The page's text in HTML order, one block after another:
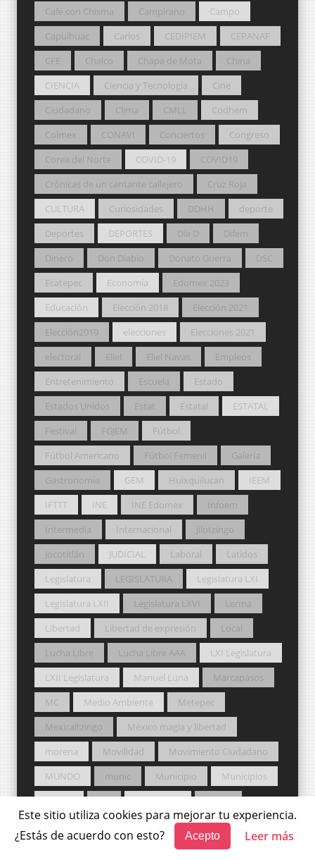
Este sitio utiliza cookies para mejorar tu experiencia.
¿Estás de acuerdo con esto?
Acepto Leer más
Café con Chisma
Campirano
Campo
Capulhuac
Carlos CEDIPIEM
CEPANAF
CFE
Chalco Chapa de Mota
China
CIENCIA
Ciencia y Tecnología
Cine
Ciudadano
Clima CMLL
Codhem
Colmex
CONAVI Conciertos
Congreso
Corea del Norte
COVID-19
COVID19
Crónicas de un cantante callejero
Cruz Roja
CULTURA
Curiosidades DDHH
deporte
Deportes
DEPORTES Día D
Difem
Dinero
Don Diablo Donato Guerra
DSC
Ecatepec
Economía
Edomex 2023
Educación
Elección 2018
Elección 2021
Elección2019
elecciones
Elecciones 2021
electoral
Eliel Eliel Navas
Empleos
Entretenimiento
Escuela
Estado
Estados Unidos
Estat Estatal
ESTATAL
Festival
FGJEM
Fútbol
Fútbol Americano
Fútbol Femenil
Galería
Gastronomía
GEM Huixquilucan
IEEM
IFTTT
INE INE Edomex
Infoem
Intermedia
Internacional
Jilotzingo
Jocotitlán
JUDICIAL Laboral
Latidos
Legislatura
LEGISLATURA
Legislatura LXI
Legislatura LXII
Legislatura LXVI
Lerma
Libertad
Libertad de expresión
Local
Lucha Libre
Lucha Libre AAA
LXI Legislatura
LXII Legislatura
Manuel Luna
Marcapasos
MC
Medio Ambiente
Metepec
Mexicaltzingo
México magia y libertad
morena
Movilidad
Movimiento Ciudadano
MUNDO
munic Municipio
Municipios
MUSIC
NA NACIONAL
NAEM
Nueva Alianza
Ocoyoacac
Otzolotepec PAN